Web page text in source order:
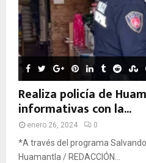
Realiza policía de
informativas con la...
enero 26, 2024 0
*A través del programa
Huamantla / REDACCIÓN...